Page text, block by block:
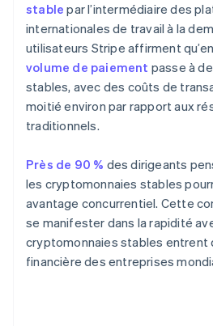
stable par l’intermédiaire des
internationales de travail à la
utilisateurs Stripe affirment
volume de paiement passe à
stables, avec des coûts de
moitié environ par rapport aux
traditionnels.
Près de 90 % des dirigeants
les cryptomonnaies stables
avantage concurrentiel. Cette
se manifester dans la rapidité
cryptomonnaies stables entrent
financière des entreprises